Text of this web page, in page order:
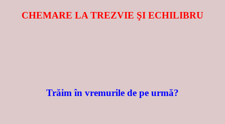
CHEMARE LA TREZVIE ŞI ECHILIBRU
Trăim în vremurile de pe urmă?